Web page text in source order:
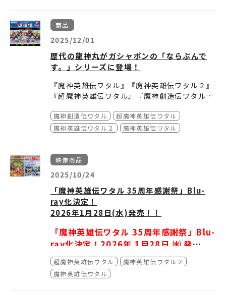
「魔神英雄伝ワタル 35周年感謝祭」に続き、
『魔神英雄伝ワタル』シリーズのイベント第2
弾を開催いたします。
ぜひご応募ください！
募集期間：2025年12月8日（月）12：00
～ 12月25日（木）23：59
※いただいた質問の中から一部を、出演キャス
トにイベントにてお答えいただきます。
※応募は１日１回です。（日付が変わると再度
応募可能になります）
※いただいたコメントはニックネームと一緒に
合がございます。予めご了承ください。
たくさんのご応募ありがとうございま
商品
2025/12/01
歴代の龍神丸がガシャポンの「ならぶんで
す。」シリーズに登場！
『魔神英雄伝ワタル』『魔神英雄伝ワタル２』
『超魔神英雄伝ワタル』『魔神創造伝ワタル』
す。」シリーズに登場！
全高約3.5㎝の彩色済みフィギュア！
12月第4週から随時発売！
価格(税込)：400円
詳細：https://gashapon.jp/products/deta
il.php?jan_code=4582769836169000
魔神創造伝ワタル
超魔神英雄伝ワタル
魔神英雄伝ワタル２
魔神英雄伝ワタル
映像商品
2025/10/24
「魔神英雄伝ワタル 35周年感謝祭」Blu-
ray化決定！
2026年1月28日(水)発売！！
「魔神英雄伝ワタル 35周年感謝祭」Blu-
ray化決定！2026年 1月28日 ㈬ 発
売！！
超魔神英雄伝ワタル
魔神英雄伝ワタル２
魔神英雄伝ワタル